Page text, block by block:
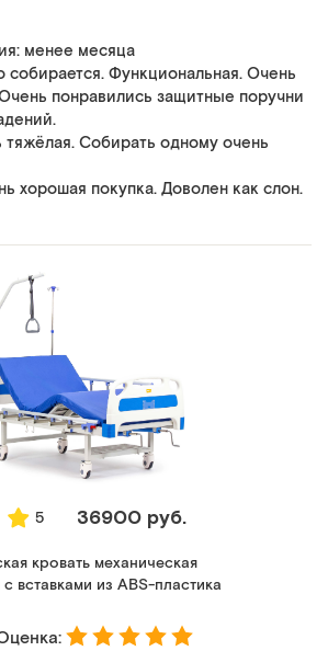
менее месяца
собирается. Функциональная. Очень
понравились защитные поручни
тяжёлая. Собирать одному очень
хорошая покупка. Доволен как слон.
5 36900 руб.
кровать механическая
вставками из ABS-пластика